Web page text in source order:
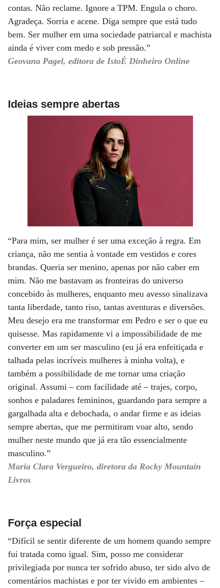
contas. Não reclame. Ignore a TPM. Engula o choro.
Agradeça. Sorria e acene. Diga sempre que está tudo
bem. Ser mulher em uma sociedade patriarcal e machista
ainda é viver com medo e sob pressão.”
Geovana Pagel, editora de IstoÉ Dinheiro Online
Ideias sempre abertas
“Para mim, ser mulher é ser uma exceção à regra. Em
criança, não me sentia à vontade em vestidos e cores
brandas. Queria ser menino, apenas por não caber em
mim. Não me bastavam as fronteiras do universo
concebido às mulheres, enquanto meu avesso sinalizava
tanta liberdade, tanto riso, tantas aventuras e diversões.
Meu desejo era me transformar em Pedro e ser o que eu
quisesse. Mas rapidamente vi a impossibilidade de me
converter em um ser masculino (eu já era enfeitiçada e
talhada pelas incríveis mulheres à minha volta), e
também a possibilidade de me tornar uma criação
original. Assumi – com facilidade até – trajes, corpo,
sonhos e paladares femininos, guardando para sempre a
gargalhada alta e debochada, o andar firme e as ideias
sempre abertas, que me permitiram voar alto, sendo
mulher neste mundo que já era tão essencialmente
masculino.”
Maria Clara Vergueiro, diretora da Rocky Mountain
Livros
Força especial
“Difícil se sentir diferente de um homem quando sempre
fui tratada como igual. Sim, posso me considerar
privilegiada por nunca ter sofrido abuso, ter sido alvo de
comentários machistas e por ter vivido em ambientes –